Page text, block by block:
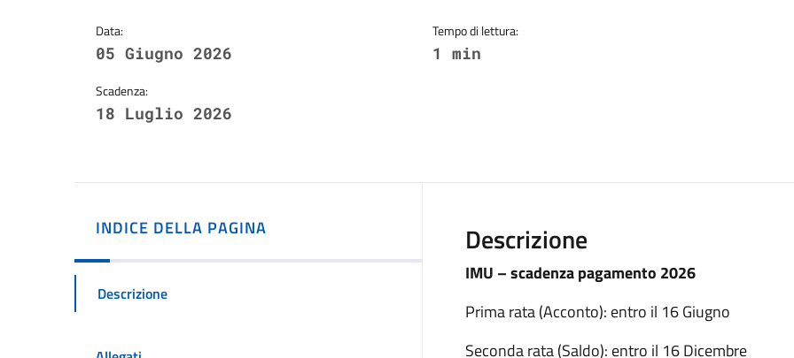
Data:
05 Giugno 2026
Scadenza:
18 Luglio 2026
Tempo di lettura:
1 min
INDICE DELLA PAGINA
Descrizione
Descrizione
IMU – scadenza pagamento 2026
Prima rata (Acconto): entro il 16 Giugno
Seconda rata (Saldo): entro il 16 Dicembre